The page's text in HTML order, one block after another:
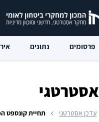
פרסומים נתונים
עדכן אסטרטגי תחיית קונספט